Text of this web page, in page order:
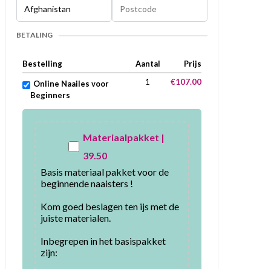
BETALING
Bestelling Aantal Prijs
Online Naailes voor
Beginners
1 €107.00
Materiaalpakket |
39.50
Basis materiaal pakket voor de
beginnende naaisters !
Kom goed beslagen ten ijs met de
juiste materialen.
Inbegrepen in het basispakket
zijn: